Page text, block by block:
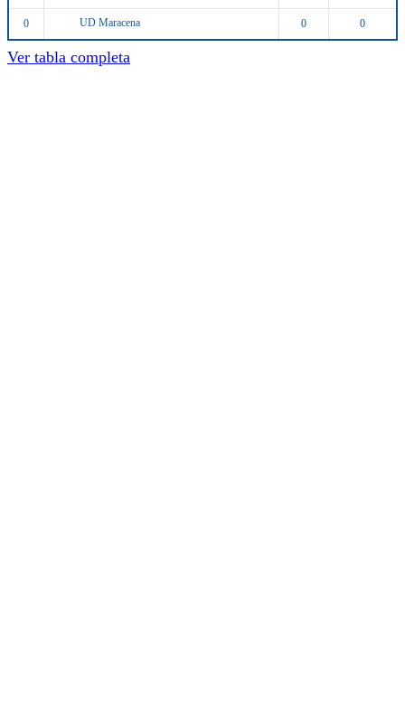
0 UD Maracena 0 0
Ver tabla completa